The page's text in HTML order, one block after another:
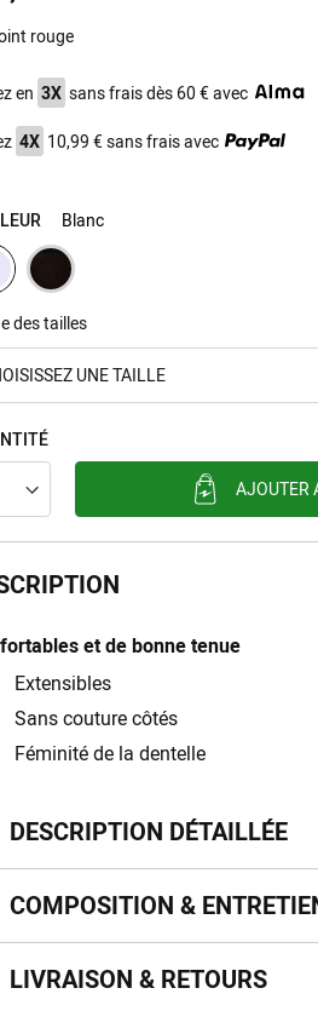
rouge
en 3X sans frais dès 60 € avec
4X 10,99 € sans frais avec
Blanc
des tailles
UNE TAILLE
AJOUTER
et de bonne tenue
Extensibles
Sans couture côtés
Féminité de la dentelle
détaillée
DESCRIPTION DÉTAILLÉE
&
COMPOSITION &
& retours
LIVRAISON & RETOURS